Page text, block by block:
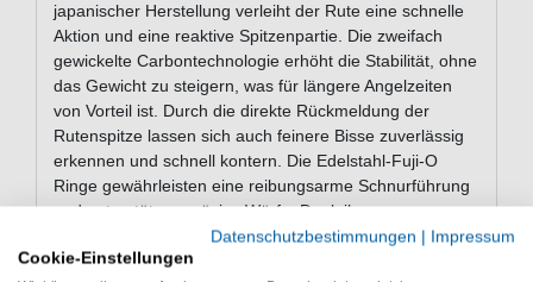
japanischer Herstellung verleiht der Rute eine schnelle
Aktion und eine reaktive Spitzenpartie. Die zweifach
gewickelte Carbontechnologie erhöht die Stabilität, ohne
das Gewicht zu steigern, was für längere Angelzeiten
von Vorteil ist. Durch die direkte Rückmeldung der
Rutenspitze lassen sich auch feinere Bisse zuverlässig
erkennen und schnell kontern. Die Edelstahl-Fuji-O
Ringe gewährleisten eine reibungsarme Schnurführung
und unterstützen präzise Würfe. Dank ihrer
Widerstandsfähigkeit gegenüber Salzwassereinwirkung
behalten sie auch bei häufiger Nutzung ihre Funktion.
Datenschutzbestimmungen | Impressum
Cookie-Einstellungen